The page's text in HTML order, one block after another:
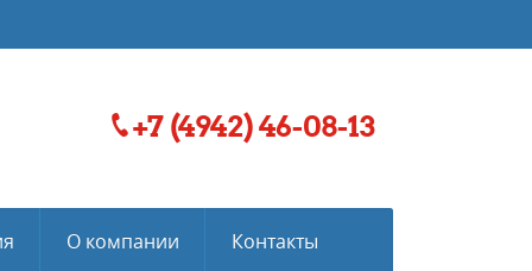
+7 (4942) 46-08-13
О компании Контакты